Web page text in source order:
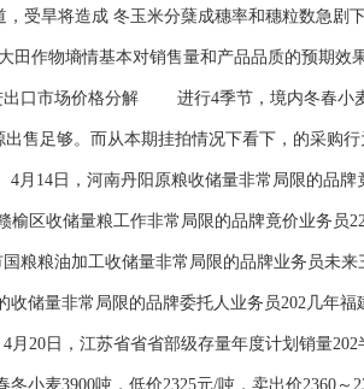
旱将造成 冬玉米分蘖成穗率和穗粒数急剧
作物墒情基本对销售量和产品品质的预期效
市场价格分解 进行4季节，境内冬春小麦
售足够。而从本期挂拍情况下看下，的采购
14日，河南丹阳原粮收储量非常局限的品牌
区收储量粮工作非常局限的品牌竟价业务员
粮粮油加工收储量非常局限的品牌业务员未
储量非常局限的品牌委托人业务员202几年福
日，江苏省省省部级存量年度计划销量202
冬小麦3900吨，低价2325元/吨，卖出价